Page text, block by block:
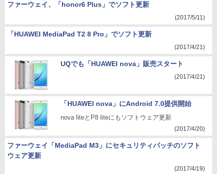
ファーウェイ、「honor6 Plus」でソフト更新
(2017/5/11)
「HUAWEI MediaPad T2 8 Pro」でソフト更新
(2017/4/21)
UQでも「HUAWEI nova」販売スタート
(2017/4/21)
「HUAWEI nova」にAndroid 7.0提供開始
nova liteとP8 liteにもソフトウェア更新
(2017/4/20)
ファーウェイ「MediaPad M3」にセキュリティパッチのソフト
ウェア更新
(2017/4/19)